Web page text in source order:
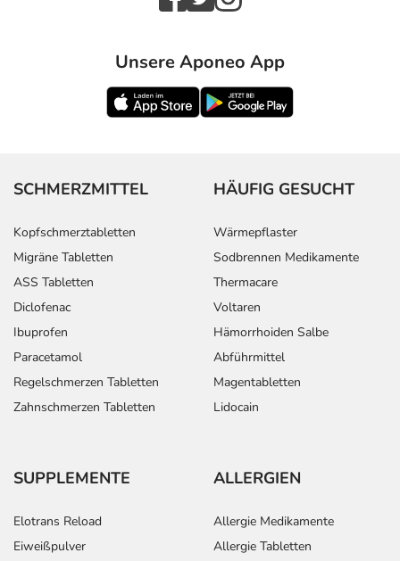
Unsere Aponeo App
SCHMERZMITTEL
Kopfschmerztabletten
Migräne Tabletten
ASS Tabletten
Diclofenac
Ibuprofen
Paracetamol
Regelschmerzen Tabletten
Zahnschmerzen Tabletten
HÄUFIG GESUCHT
Wärmepflaster
Sodbrennen Medikamente
Thermacare
Voltaren
Hämorrhoiden Salbe
Abführmittel
Magentabletten
Lidocain
SUPPLEMENTE
Elotrans Reload
Eiweißpulver
ALLERGIEN
Allergie Medikamente
Allergie Tabletten